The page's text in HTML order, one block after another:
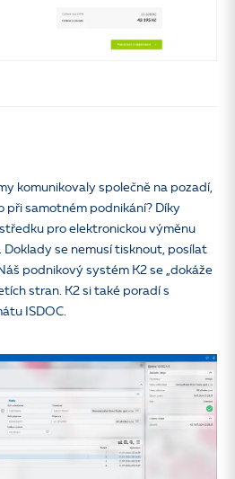
komunikovaly společně na pozadí,
při samotném podnikání? Díky
pro elektronickou výměnu
Doklady se nemusí tisknout, posílat
podnikový systém K2 se „dokáže
stran. K2 si také poradí s
ISDOC.